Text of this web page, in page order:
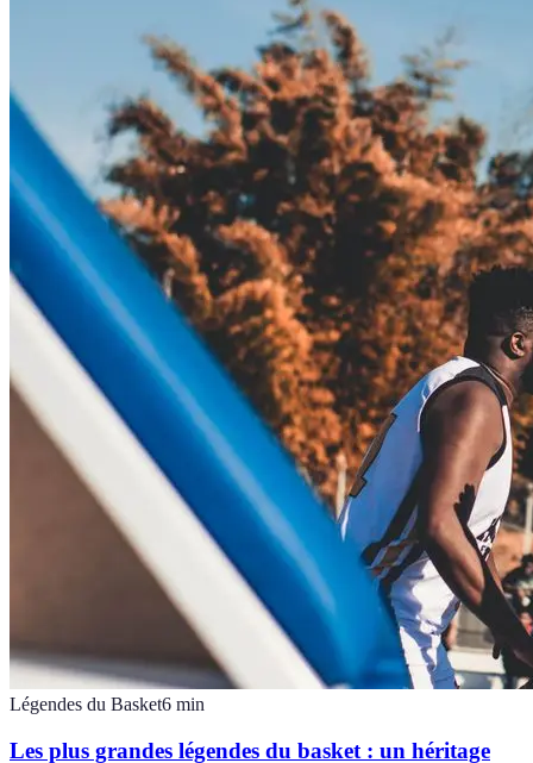
Légendes du Basket6 min
Les plus grandes légendes du basket : un héritage